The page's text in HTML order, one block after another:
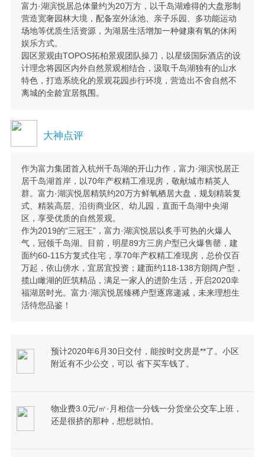
富力·湖滨悦居总体量约为20万方，以千岛湖难得的大盘形制
营造宽奢园林大境，配备室外泳池、亲子乐园、多功能运动
场地等优质生活资源，为湖居生活增加一种健康有氧的休闲
娱乐方式。
园区景观由TOPOS拓柏景观团队操刀，以星级国际酒店的设
计理念将园区内外自然景观相结合，汲取千岛湖独有的山水
特色，打造系统化的景观花园步行环境，营造出不舍自然不
离城的全龄宜居氛围。
大神点评
作为富力集团首入杭州千岛湖的开山力作，富力·湖滨悦居正
居千岛湖首岸，以70年产权精工准现房，敬献城市精英人
群。富力·湖滨悦居精筑约20万方鲜氧栖居大盘，规划精装复
式、精装高层、沿街商业区、幼儿园，直面千岛湖中央湖
区，享受优质的自然景观。
作为2019的“三冠王”，富力·湖滨悦居以炙手可热的火爆人
气，冠领千岛湖。目前，明星89方三房户型已火爆售罄，建
面约60-115方复式住宅，享70年产权精工准现房，总价仅百
万起，依山傍水，宜居宜投资；建面约118-138方朗阔户型，
揽山瞰湖的匠筑精品，满足一家人的进阶生活，开启2020幸
福湖居时光。富力·湖滨悦居臻稀户型逐席递减，未来理想生
活待您品鉴！
预计2020年6月30日交付，能按时交房是**了。小区
附近有不少公交，可以 省下买车钱了。
物业费3.0元/㎡·月相信一分钱一分货坐公交车上班，
还是很挤的那种，想想就怕。